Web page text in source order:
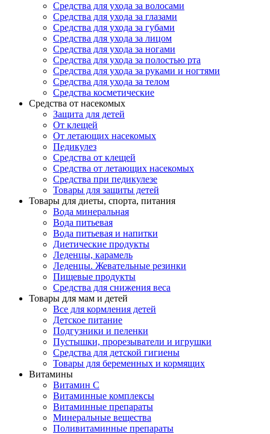
Средства для ухода за волосами
Средства для ухода за глазами
Средства для ухода за губами
Средства для ухода за лицом
Средства для ухода за ногами
Средства для ухода за полостью рта
Средства для ухода за руками и ногтями
Средства для ухода за телом
Средства косметические
Средства от насекомых
Защита для детей
От клещей
От летающих насекомых
Педикулез
Средства от клещей
Средства от летающих насекомых
Средства при педикулезе
Товары для защиты детей
Товары для диеты, спорта, питания
Вода минеральная
Вода питьевая
Вода питьевая и напитки
Диетические продукты
Леденцы, карамель
Леденцы. Жевательные резинки
Пищевые продукты
Средства для снижения веса
Товары для мам и детей
Все для кормления детей
Детское питание
Подгузники и пеленки
Пустышки, прорезыватели и игрушки
Средства для детской гигиены
Товары для беременных и кормящих
Витамины
Витамин С
Витаминные комплексы
Витаминные препараты
Минеральные вещества
Поливитаминные препараты